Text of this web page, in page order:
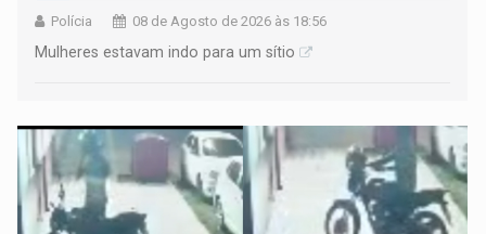
Polícia 08 de Agosto de 2026 às 18:56
Mulheres estavam indo para um sítio